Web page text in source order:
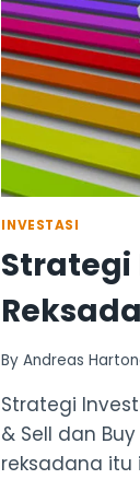
INVESTASI
Strategi
By Andreas
Strategi
& Sell dan
reksadana